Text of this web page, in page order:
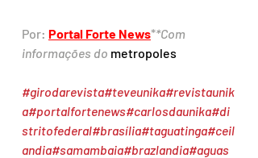
Por: Portal Forte News**Com
informações do metropoles
#girodarevista#teveunika#revistaunik
a#portalfortenews#carlosdaunika#di
stritofederal#brasília#taguatinga#ceil
andia#samambaia#brazlandia#aguas